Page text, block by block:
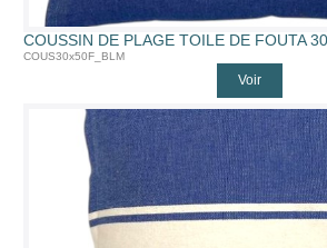
COUSSIN DE PLAGE TOILE DE FOUTA
COUS30x50F_BLM
Voir